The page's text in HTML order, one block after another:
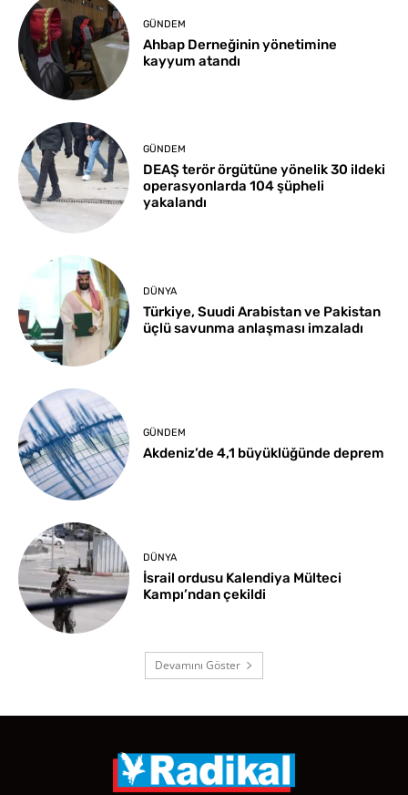
GÜNDEM
Ahbap Derneğinin yönetimine
kayyum atandı
GÜNDEM
DEAŞ terör örgütüne yönelik 30 ildeki
operasyonlarda 104 şüpheli
yakalandı
DÜNYA
Türkiye, Suudi Arabistan ve Pakistan
üçlü savunma anlaşması imzaladı
GÜNDEM
Akdeniz’de 4,1 büyüklüğünde deprem
DÜNYA
İsrail ordusu Kalendiya Mülteci
Kampı’ndan çekildi
Devamını Göster